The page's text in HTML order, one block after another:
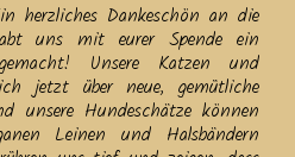
herzliches Dankeschön an die
uns mit eurer Spende ein
Unsere Katzen und
jetzt über neue, gemütliche
unsere Hundeschätze können
Leinen und Halsbändern